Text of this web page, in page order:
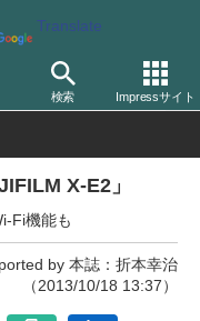
Translate
検索 Impressサイト
ラ 富士フイルム
X-E2」
Fi機能も
by 本誌：折本幸治
（2013/10/18 13:37）